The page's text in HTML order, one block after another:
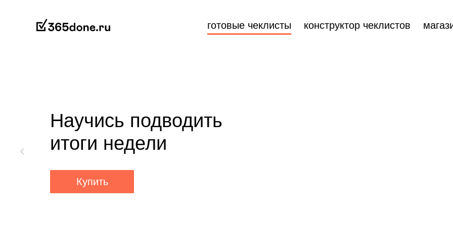
готовые чеклисты конструктор чеклистов
Научись подводить
итоги недели
Купить